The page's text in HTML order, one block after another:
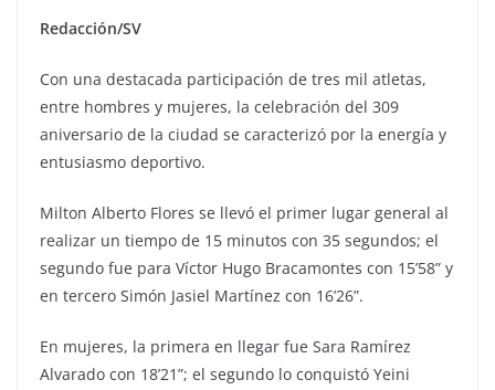
Redacción/SV
Con una destacada participación de tres mil atletas,
entre hombres y mujeres, la celebración del 309
aniversario de la ciudad se caracterizó por la energía y
entusiasmo deportivo.
Milton Alberto Flores se llevó el primer lugar general al
realizar un tiempo de 15 minutos con 35 segundos; el
segundo fue para Víctor Hugo Bracamontes con 15’58” y
en tercero Simón Jasiel Martínez con 16’26”.
En mujeres, la primera en llegar fue Sara Ramírez
Alvarado con 18’21”; el segundo lo conquistó Yeini